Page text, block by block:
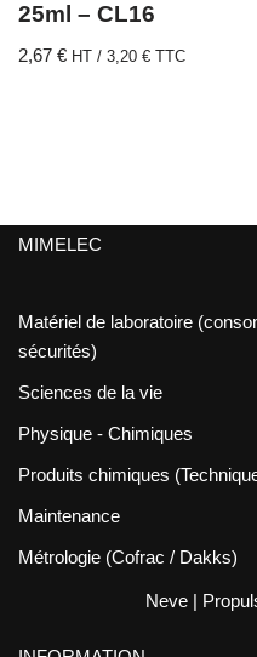
25ml – CL16
2,67 € HT / 3,20 € TTC
MIMELEC
Matériel de laboratoire
sécurités)
Sciences de la vie
Physique - Chimiques
Produits chimiques
Maintenance
Métrologie (Cofrac / Dakks)
Neve |